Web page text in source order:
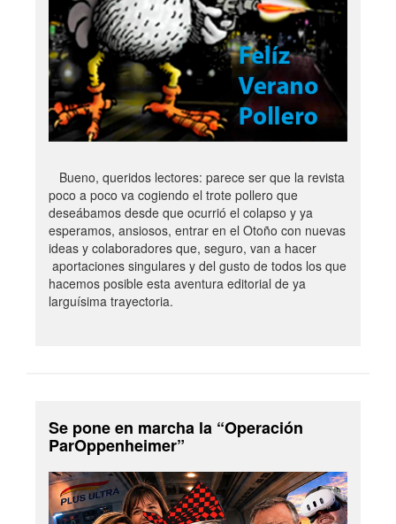
Bueno, queridos lectores: parece ser que la revista
poco a poco va cogiendo el trote pollero que
deseábamos desde que ocurrió el colapso y ya
esperamos, ansiosos, entrar en el Otoño con nuevas
ideas y colaboradores que, seguro, van a hacer
aportaciones singulares y del gusto de todos los que
hacemos posible esta aventura editorial de ya
larguísima trayectoria.
Se pone en marcha la “Operación
ParOppenheimer”